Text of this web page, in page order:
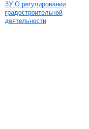
ЗУ О регулировании
градостроительной
деятельности